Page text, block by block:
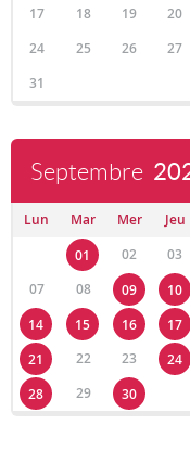
17
18 19 20
24
25 26 27
31
Septembre
Lun Mar Mer Jeu
01
02 03
07
08 09 10
14
15 16 17
21
22 23 24
28
29 30